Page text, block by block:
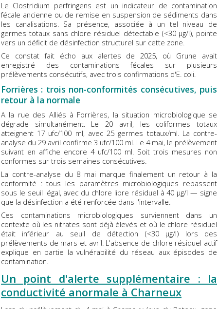
Le Clostridium perfringens est un indicateur de contamination
fécale ancienne ou de remise en suspension de sédiments dans
les canalisations. Sa présence, associée à un tel niveau de
germes totaux sans chlore résiduel détectable (<30 µg/l), pointe
vers un déficit de désinfection structurel sur cette zone.
Ce constat fait écho aux alertes de 2025, où Grune avait
enregistré des contaminations fécales sur plusieurs
prélèvements consécutifs, avec trois confirmations d'E. coli.
Forrières : trois non-conformités consécutives, puis
retour à la normale
A la rue des Alliés à Forrières, la situation microbiologique se
dégrade simultanément. Le 20 avril, les coliformes totaux
atteignent 17 ufc/100 ml, avec 25 germes totaux/ml. La contre-
analyse du 29 avril confirme 3 ufc/100 ml. Le 4 mai, le prélèvement
suivant en affiche encore 4 ufc/100 ml. Soit trois mesures non
conformes sur trois semaines consécutives.
La contre-analyse du 8 mai marque finalement un retour à la
conformité : tous les paramètres microbiologiques repassent
sous le seuil légal, avec du chlore libre résiduel à 40 µg/l — signe
que la désinfection a été renforcée dans l'intervalle.
Ces contaminations microbiologiques surviennent dans un
contexte où les nitrates sont déjà élevés et où le chlore résiduel
était inférieur au seuil de détection (<30 µg/l) lors des
prélèvements de mars et avril. L'absence de chlore résiduel actif
explique en partie la vulnérabilité du réseau aux épisodes de
contamination.
Un point d'alerte supplémentaire : la
conductivité anormale à Charneux